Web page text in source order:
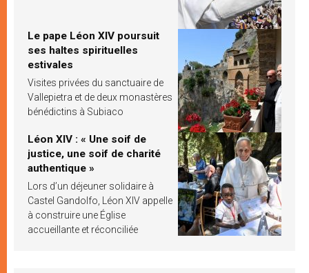
Le pape Léon XIV poursuit
ses haltes spirituelles
estivales
Visites privées du sanctuaire de
Vallepietra et de deux monastères
bénédictins à Subiaco
Léon XIV : « Une soif de
justice, une soif de charité
authentique »
Lors d’un déjeuner solidaire à
Castel Gandolfo, Léon XIV appelle
à construire une Église
accueillante et réconciliée